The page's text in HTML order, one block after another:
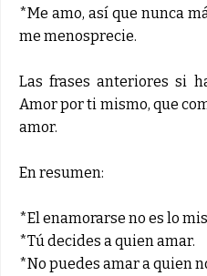
*Me amo, así que nunca
me menosprecie.
Las frases anteriores si
Amor por ti mismo, que
amor.
En resumen:
*El enamorarse no es lo
*Tú decides a quien amar.
*No puedes amar a quien